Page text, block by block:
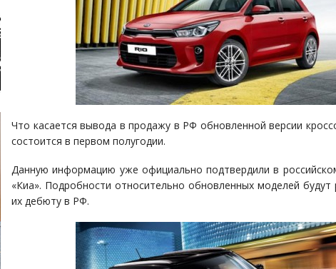
Что касается вывода в продажу в РФ обновленной версии
состоится в первом полугодии.
Данную информацию уже официально подтвердили в
«Киа». Подробности относительно обновленных моделей
их дебюту в РФ.